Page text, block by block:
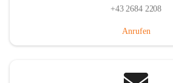
+43 2684 2208
Anrufen